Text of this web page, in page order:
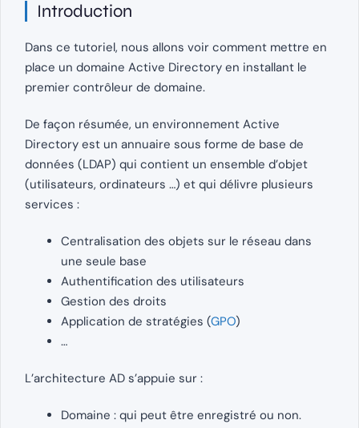
Introduction
Dans ce tutoriel, nous allons voir comment mettre en
place un domaine Active Directory en installant le
premier contrôleur de domaine.
De façon résumée, un environnement Active
Directory est un annuaire sous forme de base de
données (LDAP) qui contient un ensemble d’objet
(utilisateurs, ordinateurs …) et qui délivre plusieurs
services :
Centralisation des objets sur le réseau dans
une seule base
Authentification des utilisateurs
Gestion des droits
Application de stratégies (GPO)
…
L’architecture AD s’appuie sur :
Domaine : qui peut être enregistré ou non.